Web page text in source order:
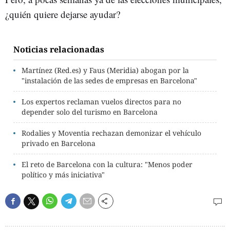
¿quién quiere dejarse ayudar?
Noticias relacionadas
Martínez (Red.es) y Faus (Meridia) abogan por la
"instalación de las sedes de empresas en Barcelona"
Los expertos reclaman vuelos directos para no
depender solo del turismo en Barcelona
Rodalies y Moventia rechazan demonizar el vehículo
privado en Barcelona
El reto de Barcelona con la cultura: "Menos poder
político y más iniciativa"